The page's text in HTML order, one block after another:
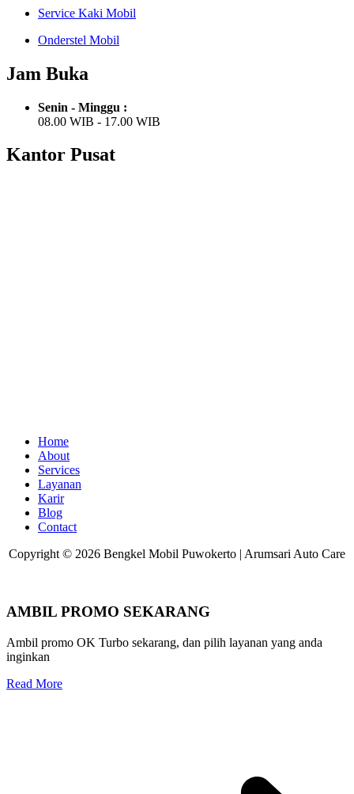
Service Kaki Mobil
Onderstel Mobil
Jam Buka
Senin - Minggu :
08.00 WIB - 17.00 WIB
Kantor Pusat
Home
About
Services
Layanan
Karir
Blog
Contact
Copyright © 2026 Bengkel Mobil Puwokerto | Arumsari Auto Care
AMBIL PROMO SEKARANG
Ambil promo OK Turbo sekarang, dan pilih layanan yang anda
inginkan
Read More